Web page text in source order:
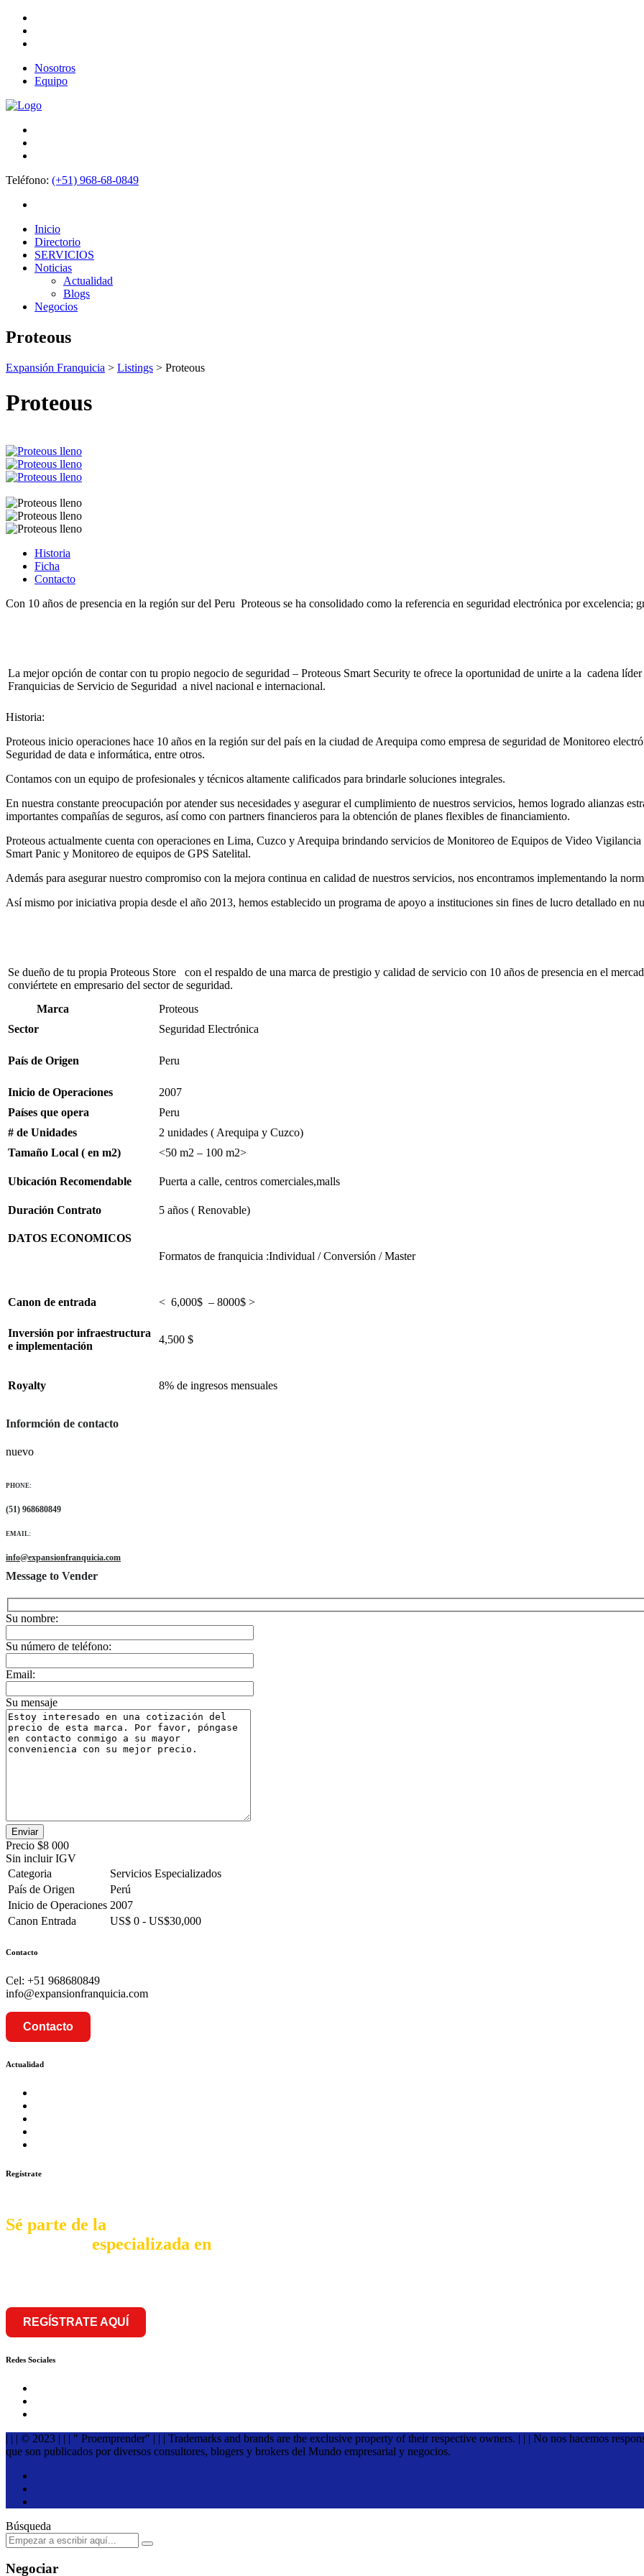
Nosotros
Equipo
Teléfono: (+51) 968-68-0849
Inicio
Directorio
SERVICIOS
Noticias
Actualidad
Blogs
Negocios
Proteous
Expansión Franquicia > Listings > Proteous
Proteous
Historia
Ficha
Contacto
Con 10 años de presencia en la región sur del Peru Proteous se ha consolidado como la referencia en seguridad electrónica por excelencia;
La mejor opción de contar con tu propio negocio de seguridad – Proteous Smart Security te ofrece la oportunidad de unirte a la cadena líder
Franquicias de Servicio de Seguridad a nivel nacional e internacional.
Historia:
Proteous inicio operaciones hace 10 años en la región sur del país en la ciudad de Arequipa como empresa de seguridad de Monitoreo
Seguridad de data e informática, entre otros.
Contamos con un equipo de profesionales y técnicos altamente calificados para brindarle soluciones integrales.
En nuestra constante preocupación por atender sus necesidades y asegurar el cumplimiento de nuestros servicios, hemos logrado alianzas
importantes compañías de seguros, así como con partners financieros para la obtención de planes flexibles de financiamiento.
Proteous actualmente cuenta con operaciones en Lima, Cuzco y Arequipa brindando servicios de Monitoreo de Equipos de Video
Smart Panic y Monitoreo de equipos de GPS Satelital.
Además para asegurar nuestro compromiso con la mejora continua en calidad de nuestros servicios, nos encontramos implementando la
Así mismo por iniciativa propia desde el año 2013, hemos establecido un programa de apoyo a instituciones sin fines de lucro detallado en
Se dueño de tu propia Proteous Store con el respaldo de una marca de prestigio y calidad de servicio con 10 años de presencia en el
conviértete en empresario del sector de seguridad.
Marca
Proteous
Sector
Seguridad Electrónica
País de Origen Peru
Inicio de Operaciones
2007
Países que opera
Peru
# de Unidades
2 unidades ( Arequipa y Cuzco)
Tamaño Local ( en m2)
<50 m2 – 100 m2>
Ubicación Recomendable Puerta a calle, centros comerciales,malls
Duración Contrato 5 años ( Renovable)
DATOS ECONOMICOS
Formatos de franquicia :Individual / Conversión / Master
Canon de entrada < 6,000$ – 8000$ >
Inversión por infraestructura
e implementación
4,500 $
Royalty 8% de ingresos mensuales
Informción de contacto
nuevo
PHONE:
(51) 968680849
EMAIL:
info@expansionfranquicia.com
Message to Vender
Su nombre:
Su número de teléfono:
Email:
Su mensaje
Precio $8 000
Sin incluir IGV
Categoria
Servicios Especializados
País de Origen
Perú
Inicio de Operaciones 2007
Canon Entrada
US$ 0 - US$30,000
Contacto
Cel: +51 968680849
info@expansionfranquicia.com
Contacto
Actualidad
Regístrate
Sé parte de la
especializada en
REGÍSTRATE AQUÍ
Redes Sociales
| | | © 2023 | | | " Proemprender" | | | Trademarks and brands are the exclusive property of their respective owners. | | | No nos hacemos
que son publicados por diversos consultores, blogers y brokers del Mundo empresarial y negocios.
Búsqueda
Negociar